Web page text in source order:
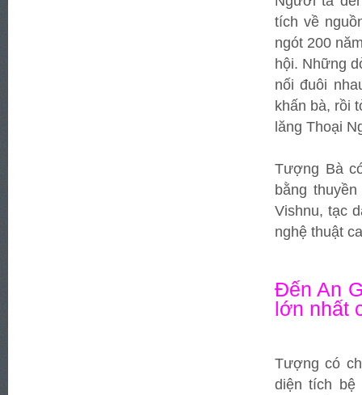
tích về
ngót 200
hội. Những
nối đuôi
khấn bà, rồi
lăng Thoại
Tượng Bà
bằng
Vishnu, tạc
nghệ thuật
Đến An
lớn nhất
Tượng có
diện tích bệ